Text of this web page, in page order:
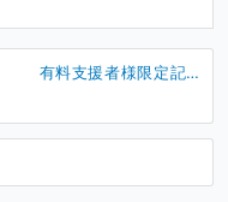
有料支援者様限定記事